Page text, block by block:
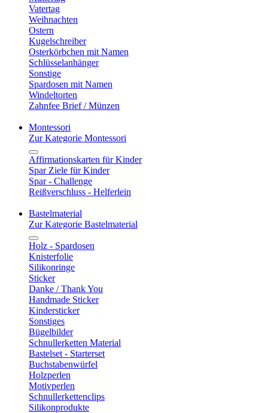
Vatertag
Weihnachten
Ostern
Kugelschreiber
Osterkörbchen mit Namen
Schlüsselanhänger
Sonstige
Spardosen mit Namen
Windeltorten
Zahnfee Brief / Münzen
Montessori
Zur Kategorie Montessori
Affirmationskarten für Kinder
Spar Ziele für Kinder
Spar - Challenge
Reißverschluss - Helferlein
Bastelmaterial
Zur Kategorie Bastelmaterial
Holz - Spardosen
Knisterfolie
Silikonringe
Sticker
Danke / Thank You
Handmade Sticker
Kindersticker
Sonstiges
Bügelbilder
Schnullerketten Material
Bastelset - Starterset
Buchstabenwürfel
Holzperlen
Motivperlen
Schnullerkettenclips
Silikonprodukte